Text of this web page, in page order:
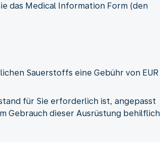
das Medical Information Form (den
Sauerstoffs eine Gebühr von EUR
für Sie erforderlich ist, angepasst
Gebrauch dieser Ausrüstung behilflich